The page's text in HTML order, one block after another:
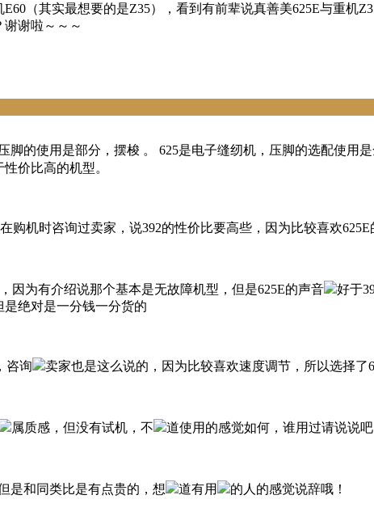
（其实最想要的是Z35），看到有前辈说真善美625E与重机
谢啦～～～
脚的使用是部分，摆梭 。 625是电子缝纫机，压脚的选配使用
价比高的机型。
购机时咨询过卖家，说392的性价比要高些，因为比较喜欢
因为有介绍说那个基本是无故障机型，但是625E的声音 好于
绝对是一分钱一分货的
咨询 卖家也是这么说的，因为比较喜欢速度调节，所以选择了
属质感，但没有试机，不 道使用的感觉如何，谁用过请说说吧
是和同类比是有点贵的，想 道有用 的人的感觉说辞哦！